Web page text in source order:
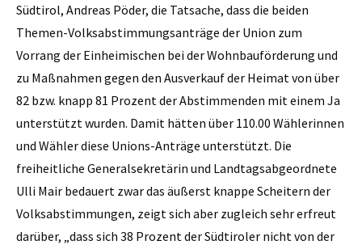
Südtirol, Andreas Pöder, die Tatsache, dass die beiden
Themen-Volksabstimmungsanträge der Union zum
Vorrang der Einheimischen bei der Wohn­bauförderung und
zu Maß­nahmen gegen den Ausverkauf der Heimat von über
82 bzw. knapp 81 Prozent der Abstimmenden mit einem Ja
unterstützt wurden. Damit hätten über 110.00 Wählerinnen
und Wähler diese Unions-Anträge unterstützt. Die
freiheitliche Generalsekretärin und Landtagsabgeordnete
Ulli Mair bedauert zwar das äußerst knappe Scheitern der
Volksabstimmungen, zeigt sich aber zugleich sehr erfreut
darüber, „dass sich 38 Prozent der Südtiroler nicht von der